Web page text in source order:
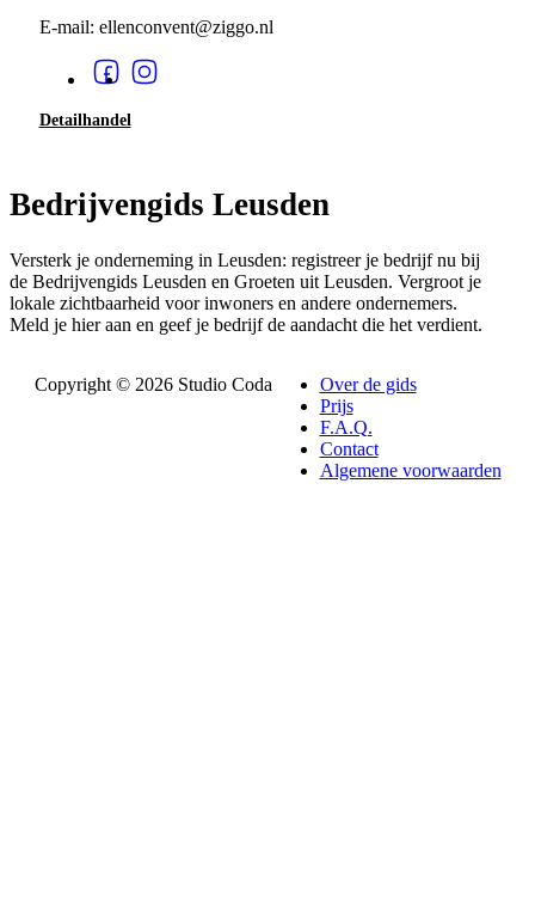
E-mail: ellenconvent@ziggo.nl
Detailhandel
Bedrijvengids Leusden
Versterk je onderneming in Leusden: registreer je bedrijf nu bij
de Bedrijvengids Leusden en Groeten uit Leusden. Vergroot je
lokale zichtbaarheid voor inwoners en andere ondernemers.
Meld je hier aan en geef je bedrijf de aandacht die het verdient.
Copyright © 2026 Studio Coda
Over de gids
Prijs
F.A.Q.
Contact
Algemene voorwaarden